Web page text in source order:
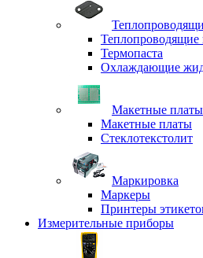
Теплопроводящие
Термопаста
Охлаждающие
Макетные платы
Макетные платы
Стеклотекстолит
Маркировка
Маркеры
Принтеры
Измерительные приборы